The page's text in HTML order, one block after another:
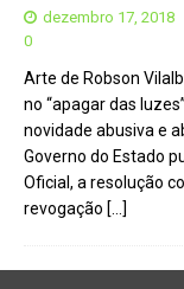
dezembro 17, 2018
0
Arte de Robson
no “apagar das
novidade abusiva e
Governo do Estado
Oficial, a resolução
revogação […]